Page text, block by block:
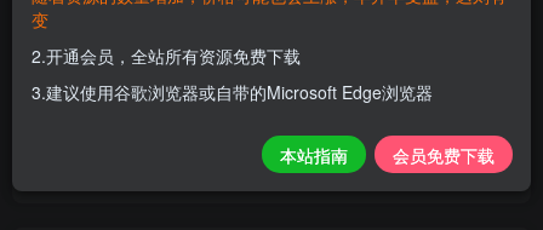
开通会员【免费下载】全站资源！
1.为了资源不失效！请不要在线解压！
3.有任何问题请联系客服或评论留言。
变
2.开通会员，全站所有资源免费下载
3.建议使用谷歌浏览器或自带的Microsoft Edge浏览器
本站指南 会员免费下载